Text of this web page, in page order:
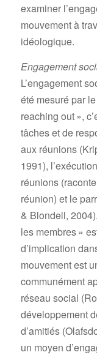
examiner
mouvement à
idéologique.
Engagement
L’engagement
été mesuré par
reaching out »,
tâches et de
aux réunions
1991),
réunions
réunion) et le
& Blondell,
les membres »
d’implication
mouvement est
communément
réseau social
développement
d’amitiés
un moyen